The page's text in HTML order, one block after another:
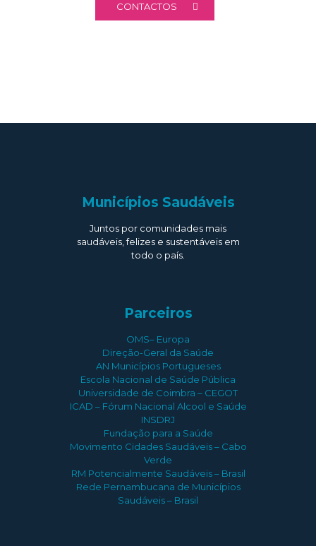
CONTACTOS
Municípios Saudáveis
Juntos por comunidades mais
saudáveis, felizes e sustentáveis em
todo o país.
Parceiros
OMS– Europa
Direção-Geral da Saúde
AN Municípios Portugueses
Escola Nacional de Saúde Pública
Universidade de Coimbra – CEGOT
ICAD – Fórum Nacional Alcool e Saúde
INSDRJ
Fundação para a Saúde
Movimento Cidades Saudáveis – Cabo
Verde
RM Potencialmente Saudáveis – Brasil
Rede Pernambucana de Municípios
Saudáveis – Brasil